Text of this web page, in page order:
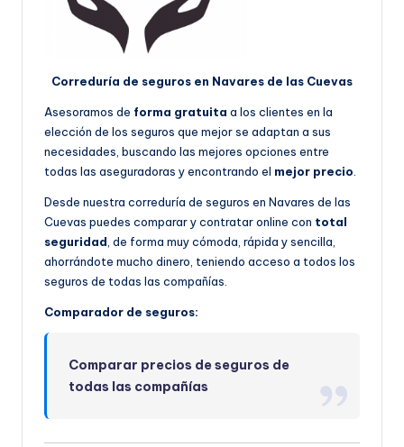
Correduría de seguros en Navares de las Cuevas
Asesoramos de forma gratuita a los clientes en la
elección de los seguros que mejor se adaptan a sus
necesidades, buscando las mejores opciones entre
todas las aseguradoras y encontrando el mejor precio.
Desde nuestra correduría de seguros en Navares de las
Cuevas puedes comparar y contratar online con total
seguridad, de forma muy cómoda, rápida y sencilla,
ahorrándote mucho dinero, teniendo acceso a todos los
seguros de todas las compañías.
Comparador de seguros:
Comparar precios de seguros de
todas las compañías